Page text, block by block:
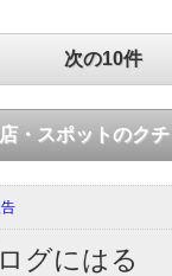
次の10件
・スポットのク
グにはる